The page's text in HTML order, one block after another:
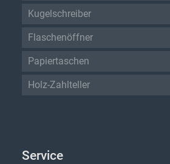
Kugelschreiber
Flaschenöffner
Papiertaschen
Holz-Zahlteller
Service